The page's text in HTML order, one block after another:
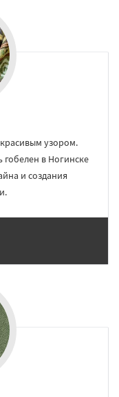
узором.
в Ногинске
и создания